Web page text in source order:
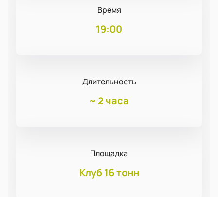
Время
19:00
Длительность
~ 2 часа
Площадка
Клуб 16 тонн